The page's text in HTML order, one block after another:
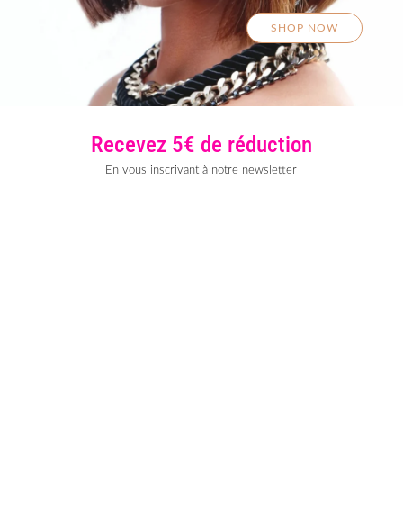
SHOP NOW
Recevez 5€ de réduction
En vous inscrivant à notre newsletter